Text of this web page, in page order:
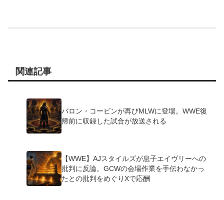
関連記事
バロン・コービンが再びMLWに登場。WWE復
帰前に収録した試合が放送される
【WWE】AJスタイルズが息子エイヴリーへの
批判に反論。GCWの会場作業を手伝わなかっ
たとの批判をめぐりXで応酬